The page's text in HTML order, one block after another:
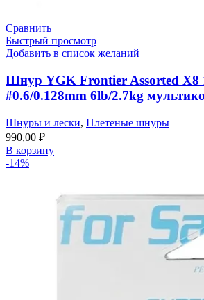
Сравнить
Быстрый просмотр
Добавить в список желаний
Шнур YGK Frontier Assorted X8
#0.6/0.128mm 6lb/2.7kg
Шнуры и лески, Плетеные шнуры
990,00 ₽
В корзину
-14%